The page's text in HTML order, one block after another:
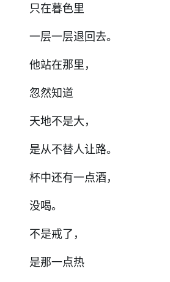
只在暮色里
一层一层退回去。
他站在那里，
忽然知道
天地不是大，
是从不替人让路。
杯中还有一点酒，
没喝。
不是戒了，
是那一点热